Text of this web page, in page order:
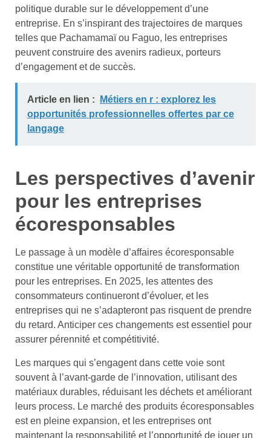
politique durable sur le développement d’une
entreprise. En s’inspirant des trajectoires de marques
telles que Pachamamaï ou Faguo, les entreprises
peuvent construire des avenirs radieux, porteurs
d’engagement et de succès.
Article en lien :
Métiers en r : explorez les
opportunités professionnelles offertes par ce
langage
Les perspectives d’avenir
pour les entreprises
écoresponsables
Le passage à un modèle d’affaires écoresponsable
constitue une véritable opportunité de transformation
pour les entreprises. En 2025, les attentes des
consommateurs continueront d’évoluer, et les
entreprises qui ne s’adapteront pas risquent de prendre
du retard. Anticiper ces changements est essentiel pour
assurer pérennité et compétitivité.
Les marques qui s’engagent dans cette voie sont
souvent à l’avant-garde de l’innovation, utilisant des
matériaux durables, réduisant les déchets et améliorant
leurs process. Le marché des produits écoresponsables
est en pleine expansion, et les entreprises ont
maintenant la responsabilité et l’opportunité de jouer un